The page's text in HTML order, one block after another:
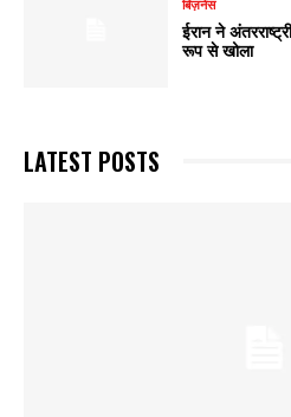
बिज़नेस
ईरान ने
रूप से खोला
LATEST POSTS